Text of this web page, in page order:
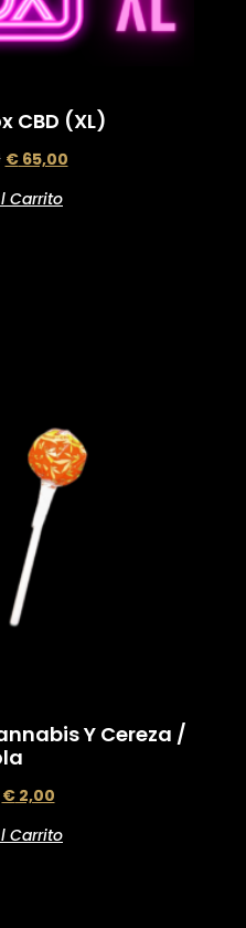
CBD (XL)
€65,00
Carrito
Y Cereza /
€2,00
Carrito